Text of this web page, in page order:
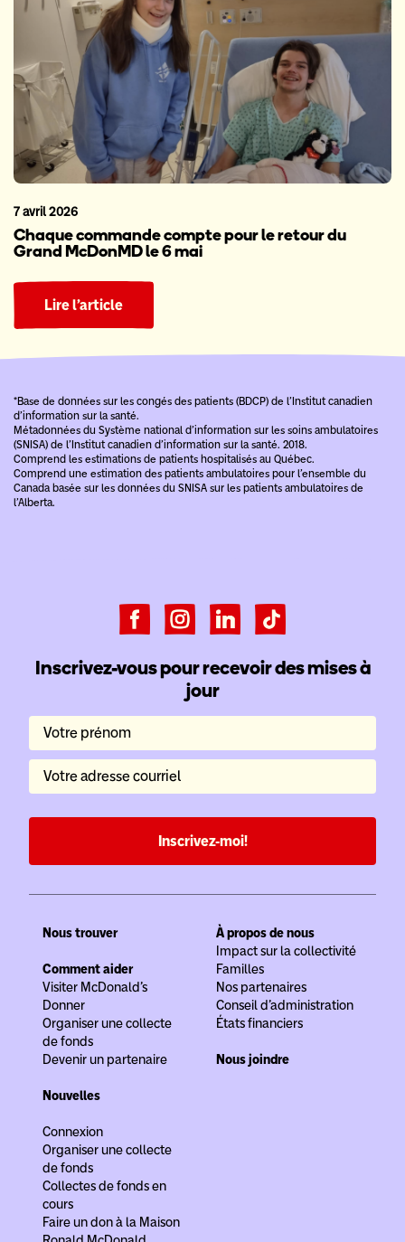
7 avril 2026
Chaque commande compte pour le retour du
Grand McDonMD le 6 mai
Lire l’article
*Base de données sur les congés des patients (BDCP) de l’Institut canadien
d’information sur la santé.
Métadonnées du Système national d’information sur les soins ambulatoires
(SNISA) de l’Institut canadien d’information sur la santé. 2018.
Comprend les estimations de patients hospitalisés au Québec.
Comprend une estimation des patients ambulatoires pour l’ensemble du
Canada basée sur les données du SNISA sur les patients ambulatoires de
l’Alberta.
Inscrivez-vous pour recevoir des mises à
jour
Votre prénom
Votre adresse courriel
Inscrivez-moi!
Nous trouver
Comment aider
Visiter McDonald’s
Donner
Organiser une collecte
de fonds
Devenir un partenaire
À propos de nous
Impact sur la collectivité
Familles
Nos partenaires
Conseil d’administration
États financiers
Nous joindre
Nouvelles
Connexion
Organiser une collecte
de fonds
Collectes de fonds en
cours
Faire un don à la Maison